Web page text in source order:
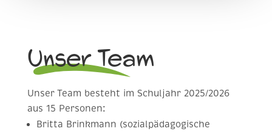
Unser Team
Unser Team besteht im Schuljahr 2025/2026
aus 15 Personen:
Britta Brinkmann (sozialpädagogische